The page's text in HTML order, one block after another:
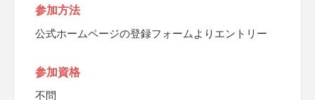
参加方法
公式ホームページの登録フォームよりエントリー
参加資格
不問